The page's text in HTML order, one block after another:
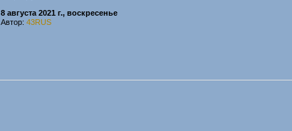
8 августа 2021 г., воскресенье
Автор: 43RUS